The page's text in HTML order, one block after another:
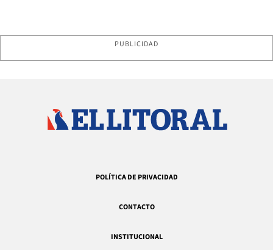
PUBLICIDAD
POLÍTICA DE PRIVACIDAD
CONTACTO
INSTITUCIONAL